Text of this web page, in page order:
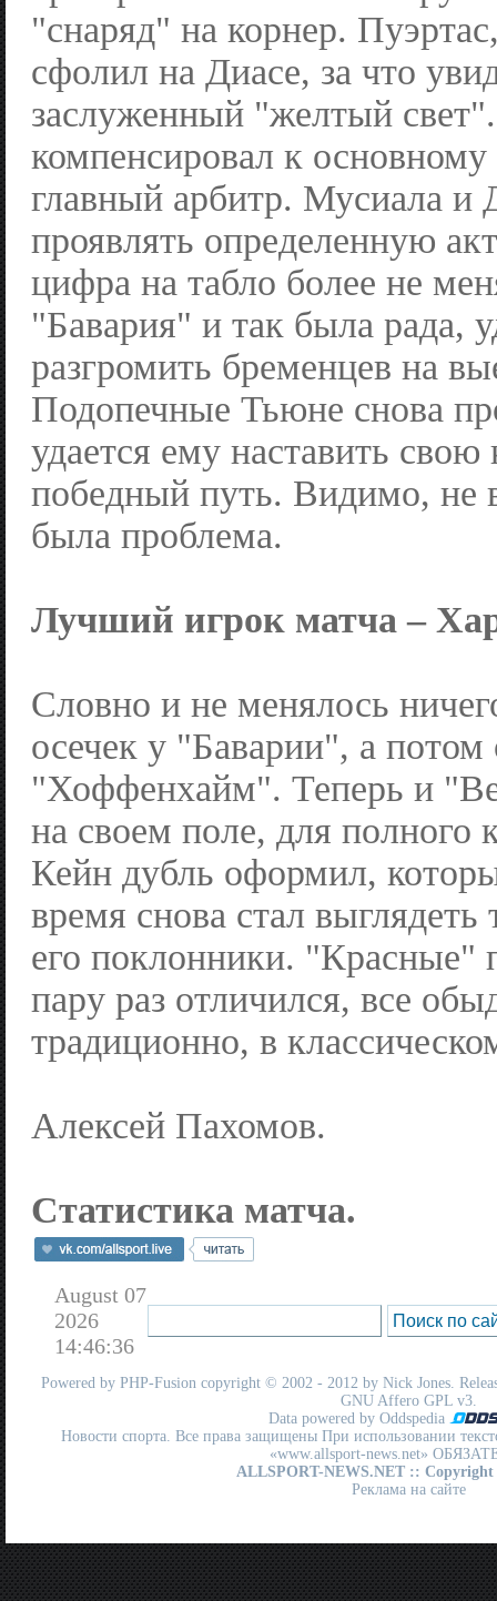
"снаряд" на корнер.
сфолил на Диасе, за что
заслуженный "желтый
компенсировал к
главный арбитр. Мусиала и
проявлять определенную
цифра на табло более не
"Бавария" и так была рада,
разгромить бременцев на
Подопечные Тьюне снова
удается ему наставить свою
победный путь. Видимо,
была проблема.
Лучший игрок матча –
Словно и не менялось
осечек у "Баварии", а
"Хоффенхайм". Теперь и
на своем поле, для полного
Кейн дубль оформил,
время снова стал выглядеть
его поклонники. "Красные"
пару раз отличился, все
традиционно, в
Алексей Пахомов.
Статистика матча.
August 07
2026
14:46:36
Powered by PHP-Fusion copyright © 2002 - 2012 by Nick Jones.
GNU Affero GPL v3.
Data powered by Oddspedia
Новости спорта. Все права защищены При использовании
«www.allsport-news.net»
ALLSPORT-NEWS.NET :: Copyright
Реклама на сайте